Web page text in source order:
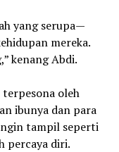
yang serupa—
mereka.
kenang Abdi.
oleh
ibunya dan para
tampil seperti
percaya diri.